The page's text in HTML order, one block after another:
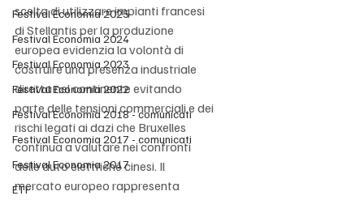
Festival Economia 2025
Festival Economia 2024
Festival Economia 2023
Festival Economia 2022
Festival Economia 2018 - comunicati
Festival Economia 2017 - comunicati
Festival Economia 2017
ETF
scelta di utilizzare impianti francesi
di Stellantis per la produzione
europea evidenzia la volontà di
costruire una presenza industriale
diretta nel continente evitando
parte delle tensioni commerciali e dei
rischi legati ai dazi che Bruxelles
continua a valutare nei confronti
delle auto elettriche cinesi. Il
mercato europeo rappresenta